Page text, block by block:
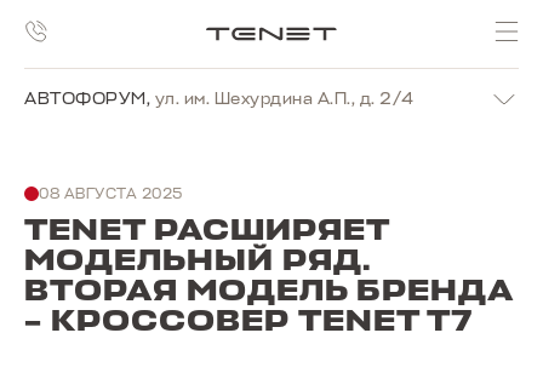
АВТОФОРУМ, ул. им. Шехурдина А.П., д. 2/4
08 АВГУСТА 2025
TENET РАСШИРЯЕТ
МОДЕЛЬНЫЙ РЯД.
ВТОРАЯ МОДЕЛЬ БРЕНДА
– КРОССОВЕР TENET T7